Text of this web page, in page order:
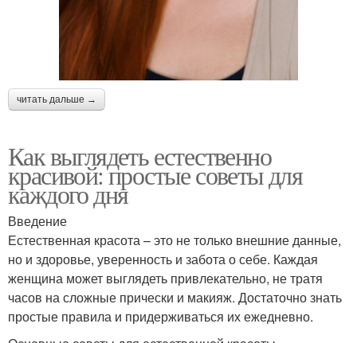
читать дальше →
Как выглядеть естественно
красивой: простые советы для
каждого дня
Введение
Естественная красота – это не только внешние данные,
но и здоровье, уверенность и забота о себе. Каждая
женщина может выглядеть привлекательно, не тратя
часов на сложные прически и макияж. Достаточно знать
простые правила и придерживаться их ежедневно.